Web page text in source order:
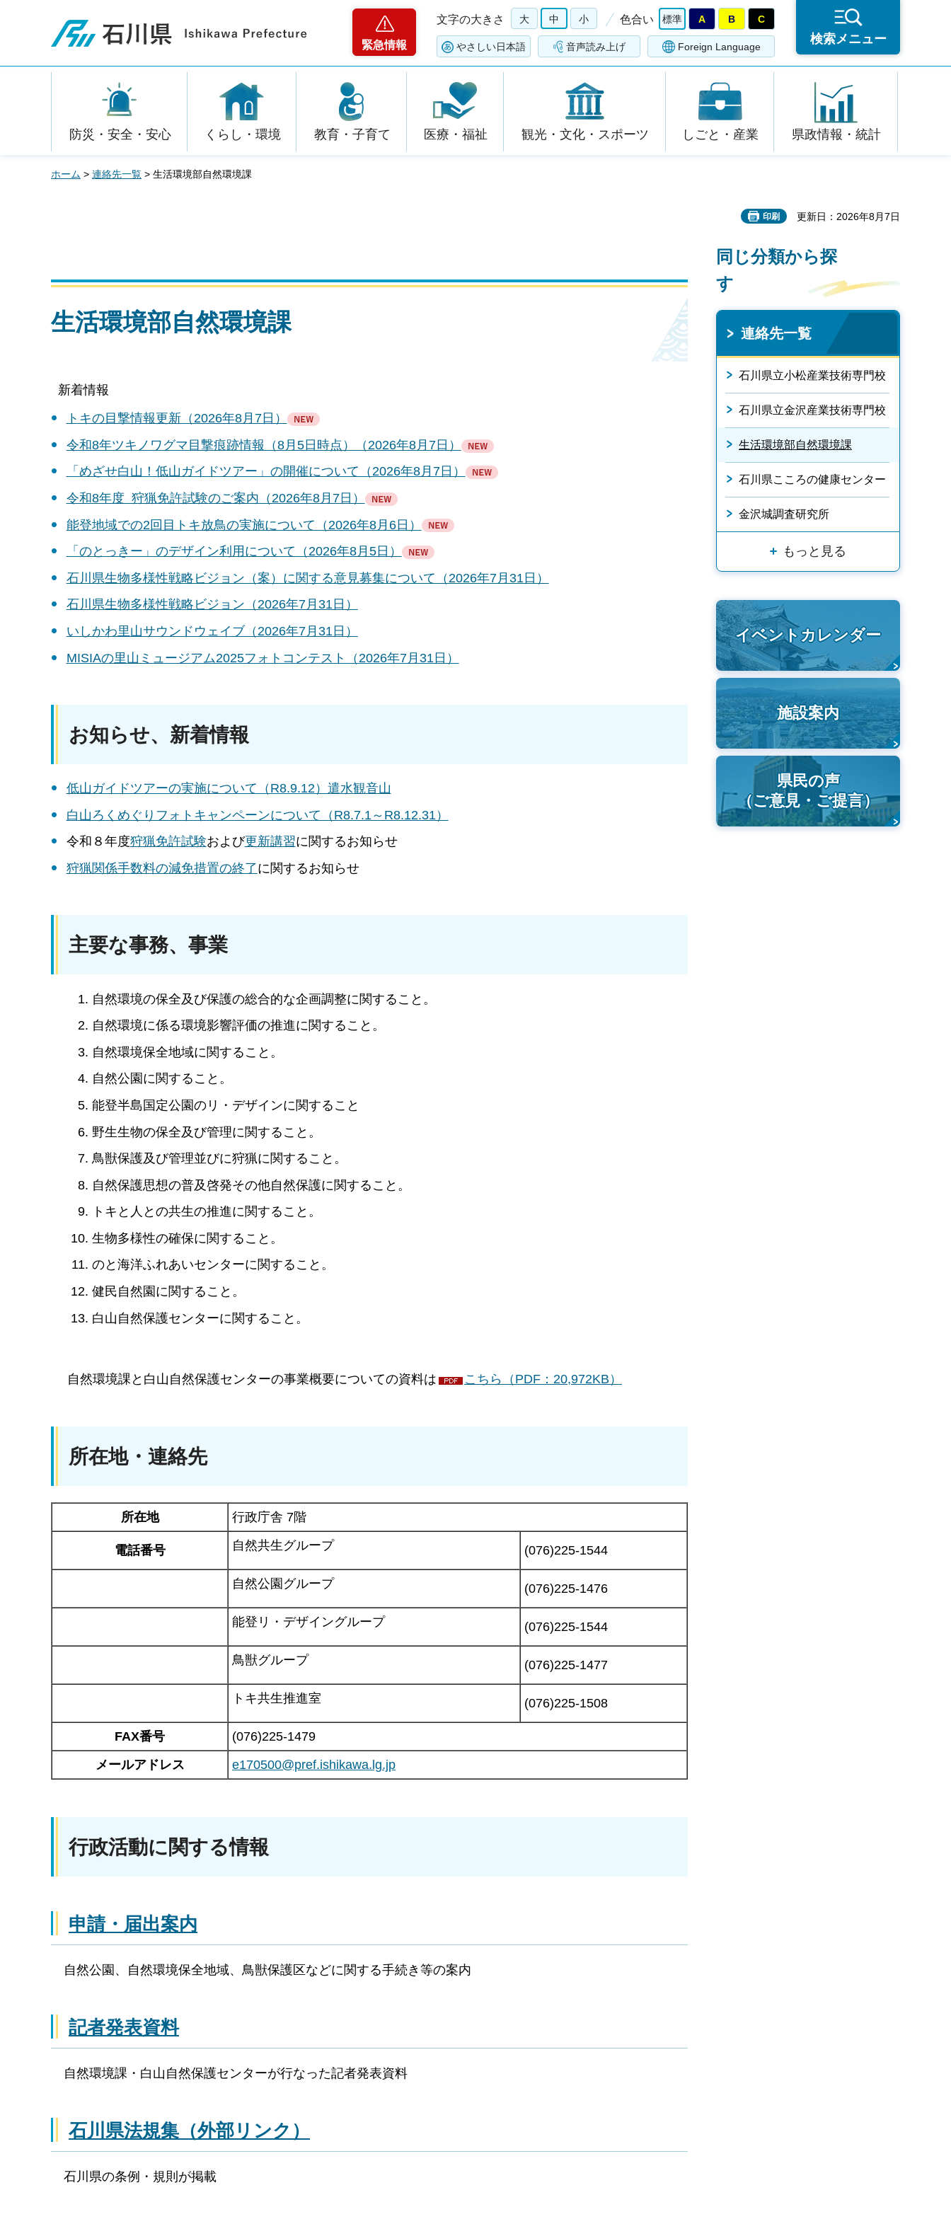
石川県
緊急情報
文字の大きさ 大 中 小 色合い 標準 A B C
やさしい日本語 音声読み上げ Foreign Language
検索メニュー
防災・安全・安心 くらし・環境 教育・子育て 医療・福祉 観光・文化・スポーツ しごと・産業 県政情報・統計
ホーム > 連絡先一覧 > 生活環境部自然環境課
印刷 更新日：2026年8月7日
生活環境部自然環境課
新着情報
トキの目撃情報更新（2026年8月7日）
令和8年ツキノワグマ目撃痕跡情報（8月5日時点）（2026年8月7日）
「めざせ白山！低山ガイドツアー」の開催について（2026年8月7日）
令和8年度 狩猟免許試験のご案内（2026年8月7日）
能登地域での2回目トキ放鳥の実施について（2026年8月6日）
「のとっきー」のデザイン利用について（2026年8月5日）
石川県生物多様性戦略ビジョン（案）に関する意見募集について（2026年7月31日）
石川県生物多様性戦略ビジョン（2026年7月31日）
いしかわ里山サウンドウェイブ（2026年7月31日）
MISIAの里山ミュージアム2025フォトコンテスト（2026年7月31日）
お知らせ、新着情報
低山ガイドツアーの実施について（R8.9.12）遣水観音山
白山ろくめぐりフォトキャンペーンについて（R8.7.1～R8.12.31）
令和８年度狩猟免許試験および更新講習に関するお知らせ
狩猟関係手数料の減免措置の終了に関するお知らせ
主要な事務、事業
自然環境の保全及び保護の総合的な企画調整に関すること。
自然環境に係る環境影響評価の推進に関すること。
自然環境保全地域に関すること。
自然公園に関すること。
能登半島国定公園のリ・デザインに関すること
野生生物の保全及び管理に関すること。
鳥獣保護及び管理並びに狩猟に関すること。
自然保護思想の普及啓発その他自然保護に関すること。
トキと人との共生の推進に関すること。
生物多様性の確保に関すること。
のと海洋ふれあいセンターに関すること。
健民自然園に関すること。
白山自然保護センターに関すること。
自然環境課と白山自然保護センターの事業概要についての資料は こちら（PDF：20,972KB）
所在地・連絡先
所在地 行政庁舎 7階
電話番号 自然共生グループ (076)225-1544
自然公園グループ (076)225-1476
能登リ・デザイングループ (076)225-1544
鳥獣グループ (076)225-1477
トキ共生推進室 (076)225-1508
FAX番号
(076)225-1479
メールアドレス
e170500@pref.ishikawa.lg.jp
行政活動に関する情報
申請・届出案内
自然公園、自然環境保全地域、鳥獣保護区などに関する手続き等の案内
記者発表資料
自然環境課・白山自然保護センターが行なった記者発表資料
石川県法規集（外部リンク）
石川県の条例・規則が掲載
同じ分類から探
す
連絡先一覧
石川県立小松産業技術専門校
石川県立金沢産業技術専門校
生活環境部自然環境課
石川県こころの健康センター
金沢城調査研究所
もっと見る
イベントカレンダー
施設案内
県民の声
（ご意見・ご提言）